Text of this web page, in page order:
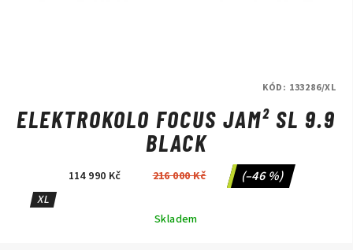
ELEKTROKOLO FOCUS JAM² SL 9.9
BLACK
114 990 Kč 216 000 Kč (–46 %)
XL
Skladem
KÓD: 133286/XL